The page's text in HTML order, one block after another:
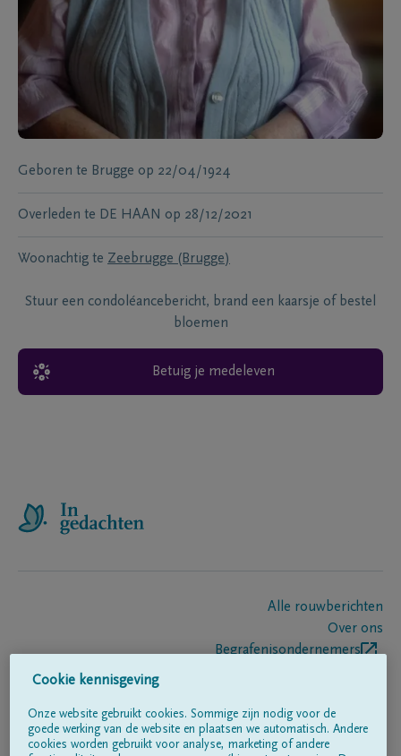
Geboren te Brugge op 22/04/1924
Overleden te DE HAAN op 28/12/2021
Woonachtig te Zeebrugge (Brugge)
Stuur een condoléancebericht, brand een kaarsje of bestel
bloemen
Betuig je medeleven
Alle rouwberichten
Over ons
Begrafenisondernemers
Volg ons op
Cookie kennisgeving
Onze website gebruikt cookies. Sommige zijn nodig voor de
goede werking van de website en plaatsen we automatisch. Andere
cookies worden gebruikt voor analyse, marketing of andere